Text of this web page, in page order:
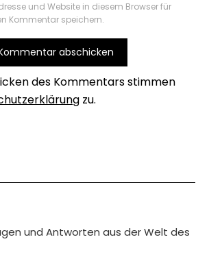
und Website in diesem Browser für
Kommentar speichern.
des Kommentars stimmen
zu.
und Antworten aus der Welt des